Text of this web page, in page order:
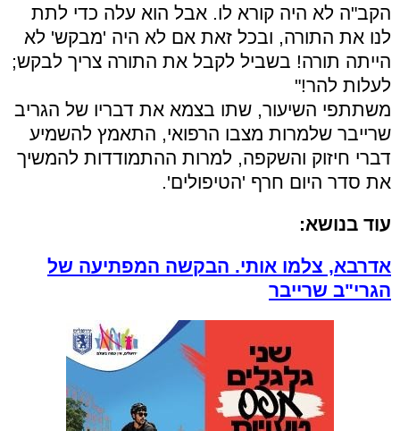
הקב"ה לא היה קורא לו. אבל הוא עלה כדי לתת
לנו את התורה, ובכל זאת אם לא היה 'מבקש' לא
הייתה תורה! בשביל לקבל את התורה צריך לבקש;
לעלות להר!"
משתתפי השיעור, שתו בצמא את דבריו של הגריב
שרייבר שלמרות מצבו הרפואי, התאמץ להשמיע
דברי חיזוק והשקפה, למרות ההתמודדות להמשיך
את סדר היום חרף 'הטיפולים'.
עוד בנושא:
אדרבא, צלמו אותי. הבקשה המפתיעה של
הגרי"ב שרייבר